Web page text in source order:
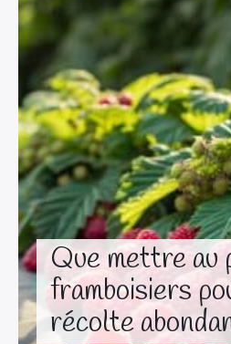
Que mettre au
framboisiers
récolte
Beauté
Bien-être
Voyages
Déco & Maison
Amour